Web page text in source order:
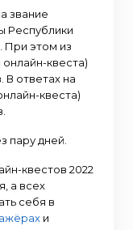
звание
Республики
При этом из
квеста)
В ответах на
квеста)
пару дней.
квестов 2022
а всех
себя в
и